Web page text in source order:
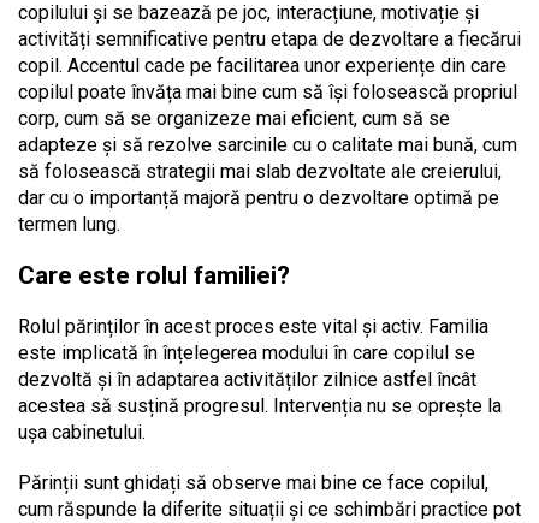
copilului și se bazează pe joc, interacțiune, motivație și
activități semnificative pentru etapa de dezvoltare a fiecărui
copil. Accentul cade pe facilitarea unor experiențe din care
copilul poate învăța mai bine cum să își folosească propriul
corp, cum să se organizeze mai eficient, cum să se
adapteze și să rezolve sarcinile cu o calitate mai bună, cum
să folosească strategii mai slab dezvoltate ale creierului,
dar cu o importanță majoră pentru o dezvoltare optimă pe
termen lung.
Care este rolul familiei?
Rolul părinților în acest proces este vital și activ. Familia
este implicată în înțelegerea modului în care copilul se
dezvoltă și în adaptarea activităților zilnice astfel încât
acestea să susțină progresul. Intervenția nu se oprește la
ușa cabinetului.
Părinții sunt ghidați să observe mai bine ce face copilul,
cum răspunde la diferite situații și ce schimbări practice pot